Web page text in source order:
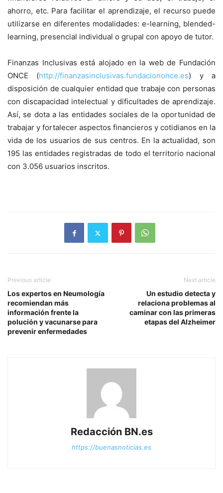
ahorro, etc. Para facilitar el aprendizaje, el recurso puede
utilizarse en diferentes modalidades: e-learning, blended-
learning, presencial individual o grupal con apoyo de tutor.
Finanzas Inclusivas está alojado en la web de Fundación
ONCE (http://finanzasinclusivas.fundaciononce.es) y a
disposición de cualquier entidad que trabaje con personas
con discapacidad intelectual y dificultades de aprendizaje.
Así, se dota a las entidades sociales de la oportunidad de
trabajar y fortalecer aspectos financieros y cotidianos en la
vida de los usuarios de sus centros. En la actualidad, son
195 las entidades registradas de todo el territorio nacional
con 3.056 usuarios inscritos.
Previous article
Los expertos en Neumología
recomiendan más
información frente la
polución y vacunarse para
prevenir enfermedades
Next article
Un estudio detecta y
relaciona problemas al
caminar con las primeras
etapas del Alzheimer
Redacción BN.es
https://buenasnoticias.es